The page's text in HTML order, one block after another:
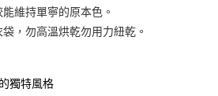
灣大哥大用戶可立即使用無須另外申請。
」，訂單成立後會自動跳轉到大哥付的交易
分期的期數、繳款截止日，確認付款後即完
維持單寧的原本色。
，勿高溫烘乾勿用力紐乾。
獨特風格